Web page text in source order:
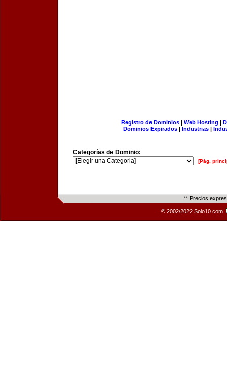
Registro de Dominios| Web Hosting |
Dominios Expirados | Industrias |
Categorías de Dominio:
[Pág.
** Precios
© 2002/2022 Solo10.com